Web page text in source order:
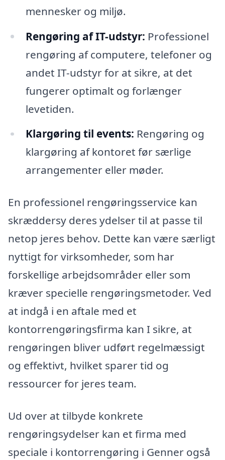
mennesker og miljø.
Rengøring af IT-udstyr: Professionel
rengøring af computere, telefoner og
andet IT-udstyr for at sikre, at det
fungerer optimalt og forlænger
levetiden.
Klargøring til events: Rengøring og
klargøring af kontoret før særlige
arrangementer eller møder.
En professionel rengøringsservice kan
skræddersy deres ydelser til at passe til
netop jeres behov. Dette kan være særligt
nyttigt for virksomheder, som har
forskellige arbejdsområder eller som
kræver specielle rengøringsmetoder. Ved
at indgå i en aftale med et
kontorrengøringsfirma kan I sikre, at
rengøringen bliver udført regelmæssigt
og effektivt, hvilket sparer tid og
ressourcer for jeres team.
Ud over at tilbyde konkrete
rengøringsydelser kan et firma med
speciale i kontorrengøring i Genner også